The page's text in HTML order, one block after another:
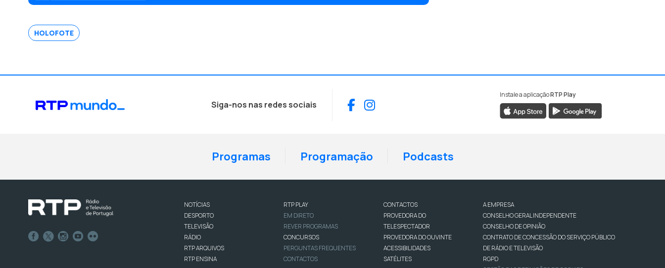
HOLOFOTE
Siga-nos nas redes sociais Facebook
Instagram
Instale a aplicaçãoRTP Play
Programas Programação Podcasts
NOTÍCIAS
DESPORTO
TELEVISÃO
RÁDIO
RTP ARQUIVOS
RTP ENSINA
RTP PLAY
EM DIRETO
REVER PROGRAMAS
CONCURSOS
PERGUNTAS FREQUENTES
CONTACTOS
CONTACTOS
PROVEDORA DO
TELESPECTADOR
PROVEDORA DO OUVINTE
ACESSIBILIDADES
SATÉLITES
A EMPRESA
CONSELHO GERAL INDEPENDENTE
CONSELHO DE OPINIÃO
CONTRATO DE CONCESSÃO DO SERVIÇO PÚBLICO
DE RÁDIO E TELEVISÃO
RGPD